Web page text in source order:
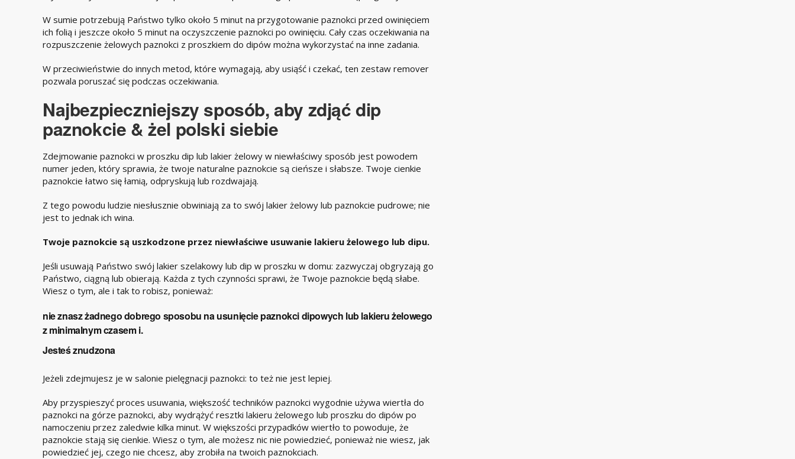
W sumie potrzebują Państwo tylko około 5 minut na przygotowanie paznokci przed owinięciem
ich folią i jeszcze około 5 minut na oczyszczenie paznokci po owinięciu. Cały czas oczekiwania na
rozpuszczenie żelowych paznokci z proszkiem do dipów można wykorzystać na inne zadania.
W przeciwieństwie do innych metod, które wymagają, aby usiąść i czekać, ten zestaw remover
pozwala poruszać się podczas oczekiwania.
Najbezpieczniejszy sposób, aby zdjąć dip
paznokcie & żel polski siebie
Zdejmowanie paznokci w proszku dip lub lakier żelowy w niewłaściwy sposób jest powodem
numer jeden, który sprawia, że twoje naturalne paznokcie są cieńsze i słabsze. Twoje cienkie
paznokcie łatwo się łamią, odpryskują lub rozdwajają.
Z tego powodu ludzie niesłusznie obwiniają za to swój lakier żelowy lub paznokcie pudrowe; nie
jest to jednak ich wina.
Twoje paznokcie są uszkodzone przez niewłaściwe usuwanie lakieru żelowego lub dipu.
Jeśli usuwają Państwo swój lakier szelakowy lub dip w proszku w domu: zazwyczaj obgryzają go
Państwo, ciągną lub obierają. Każda z tych czynności sprawi, że Twoje paznokcie będą słabe.
Wiesz o tym, ale i tak to robisz, ponieważ:
nie znasz żadnego dobrego sposobu na usunięcie paznokci dipowych lub lakieru żelowego
z minimalnym czasem i.
Jesteś znudzona
Jeżeli zdejmujesz je w salonie pielęgnacji paznokci: to też nie jest lepiej.
Aby przyspieszyć proces usuwania, większość techników paznokci wygodnie używa wiertła do
paznokci na górze paznokci, aby wydrążyć resztki lakieru żelowego lub proszku do dipów po
namoczeniu przez zaledwie kilka minut. W większości przypadków wiertło to powoduje, że
paznokcie stają się cienkie. Wiesz o tym, ale możesz nic nie powiedzieć, ponieważ nie wiesz, jak
powiedzieć jej, czego nie chcesz, aby zrobiła na twoich paznokciach.